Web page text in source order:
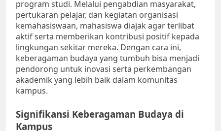
program studi. Melalui pengabdian masyarakat,
pertukaran pelajar, dan kegiatan organisasi
kemahasiswaan, mahasiswa diajak agar terlibat
aktif serta memberikan kontribusi positif kepada
lingkungan sekitar mereka. Dengan cara ini,
keberagaman budaya yang tumbuh bisa menjadi
pendorong untuk inovasi serta perkembangan
akademik yang lebih baik dalam komunitas
kampus.
Signifikansi Keberagaman Budaya di
Kampus